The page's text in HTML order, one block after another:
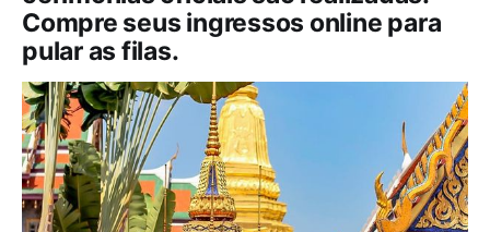
Compre seus ingressos online para
pular as filas.